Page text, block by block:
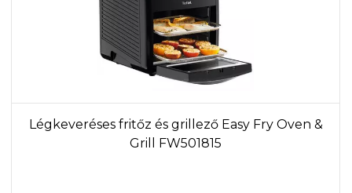
Légkeveréses fritőz és grillező Easy Fry Oven &
Grill FW501815